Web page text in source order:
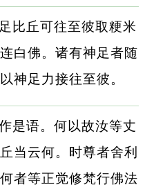
比丘可往至彼取粳米
白佛。诸有神足者随
神足力接往至彼。
是语。何以故汝等丈
当云何。时尊者舍利
者等正觉修梵行佛法